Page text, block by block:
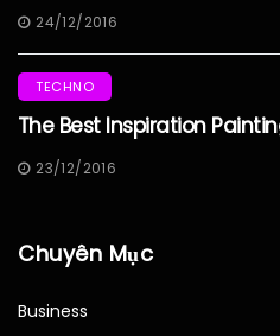
24/12/2016
TECHNO
The Best Inspiration
23/12/2016
Chuyên Mục
Business